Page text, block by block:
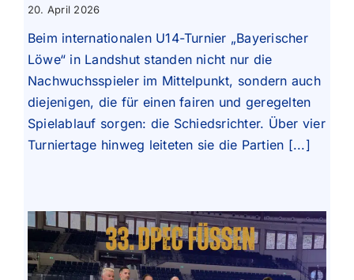
20. April 2026
Beim internationalen U14-Turnier „Bayerischer
Löwe“ in Landshut standen nicht nur die
Nachwuchsspieler im Mittelpunkt, sondern auch
diejenigen, die für einen fairen und geregelten
Spielablauf sorgen: die Schiedsrichter. Über vier
Turniertage hinweg leiteten sie die Partien [...]